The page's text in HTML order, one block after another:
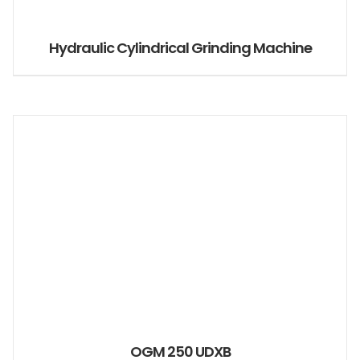
Hydraulic Cylindrical Grinding Machine
OGM 250 UDXB